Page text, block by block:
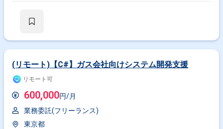
(リモート)【C#】ガス会社向けシステム開発支援
リモート可
600,000円/月
業務委託(フリーランス)
東京都